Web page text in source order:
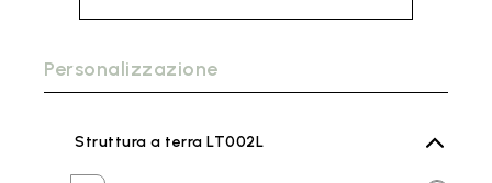
Personalizzazione
Struttura a terra LT002L